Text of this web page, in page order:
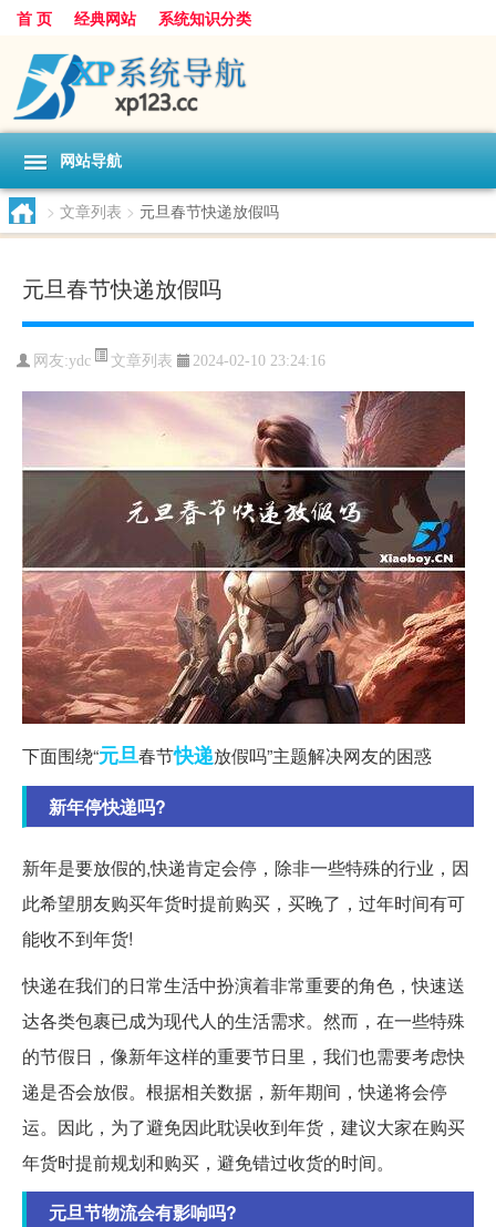
首 页 经典网站 系统知识分类
网站导航
> 文章列表 > 元旦春节快递放假吗
元旦春节快递放假吗
网友:ydc 文章列表 2024-02-10 23:24:16
下面围绕“元旦春节快递放假吗”主题解决网友的困惑
新年停快递吗?
新年是要放假的,快递肯定会停，除非一些特殊的行业，因
此希望朋友购买年货时提前购买，买晚了，过年时间有可
能收不到年货!
快递在我们的日常生活中扮演着非常重要的角色，快速送
达各类包裹已成为现代人的生活需求。然而，在一些特殊
的节假日，像新年这样的重要节日里，我们也需要考虑快
递是否会放假。根据相关数据，新年期间，快递将会停
运。因此，为了避免因此耽误收到年货，建议大家在购买
年货时提前规划和购买，避免错过收货的时间。
元旦节物流会有影响吗?